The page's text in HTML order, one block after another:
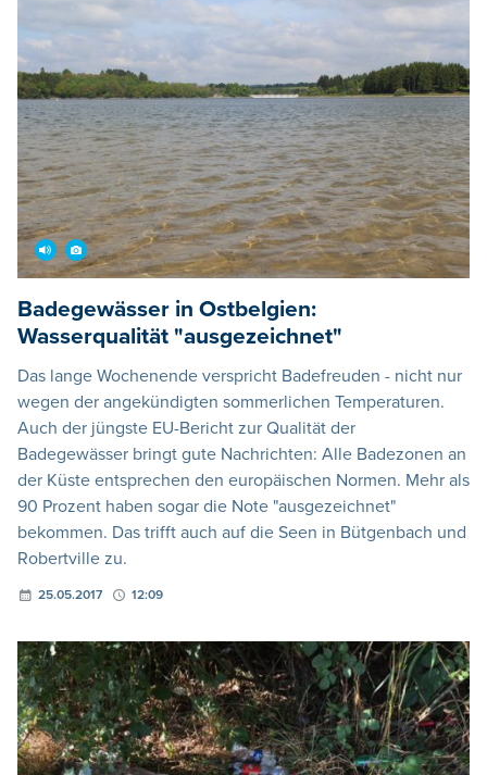
Badegewässer in Ostbelgien:
Wasserqualität "ausgezeichnet"
Das lange Wochenende verspricht Badefreuden - nicht nur
wegen der angekündigten sommerlichen Temperaturen.
Auch der jüngste EU-Bericht zur Qualität der
Badegewässer bringt gute Nachrichten: Alle Badezonen an
der Küste entsprechen den europäischen Normen. Mehr als
90 Prozent haben sogar die Note "ausgezeichnet"
bekommen. Das trifft auch auf die Seen in Bütgenbach und
Robertville zu.
25.05.2017 12:09